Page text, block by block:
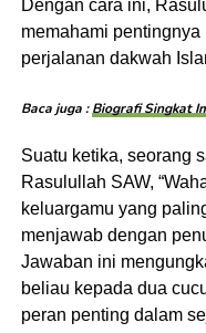
Dengan cara ini,
memahami
perjalanan dakwah
Baca juga :Biografi Singkat
Suatu ketika, seorang
Rasulullah SAW,
keluargamu yang
menjawab dengan
Jawaban ini
beliau kepada dua
peran penting dalam